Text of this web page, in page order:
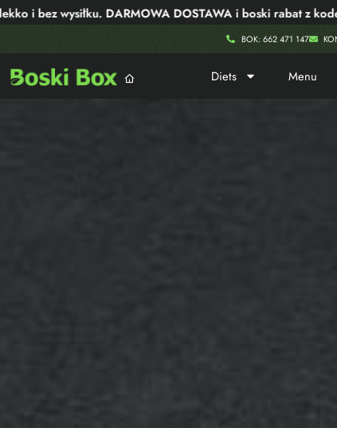
DARMOWA DOSTAWA i boski rabat z kodem WOW40!
BOK: 662 471 147
Diets Menu